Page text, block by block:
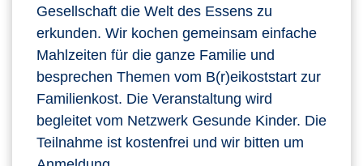
Gesellschaft die Welt des Essens zu
erkunden. Wir kochen gemeinsam einfache
Mahlzeiten für die ganze Familie und
besprechen Themen vom B(r)eikoststart zur
Familienkost. Die Veranstaltung wird
begleitet vom Netzwerk Gesunde Kinder. Die
Teilnahme ist kostenfrei und wir bitten um